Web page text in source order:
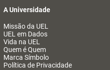
A Universidade
Missão da UEL
UEL em Dados
Vida na UEL
Quem é Quem
Marca Símbolo
Política de Privacidade